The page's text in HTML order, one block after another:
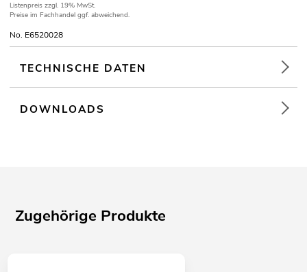
Listenpreis zzgl. 19% MwSt.
Preise im Fachhandel ggf. abweichend.
No. E6520028
TECHNISCHE DATEN
DOWNLOADS
Zugehörige Produkte